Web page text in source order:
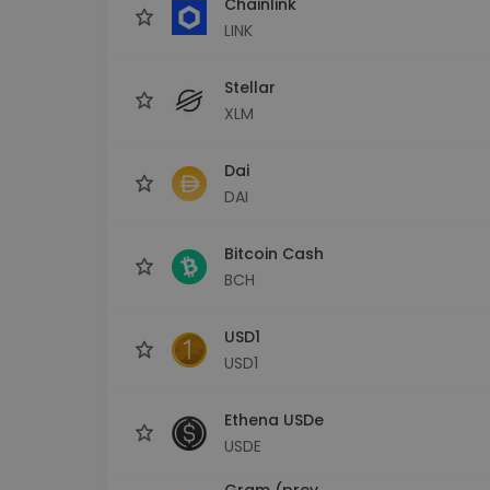
LINK
Stellar
XLM
Dai
DAI
Bitcoin Cash
BCH
USD1
USD1
Ethena USDe
USDE